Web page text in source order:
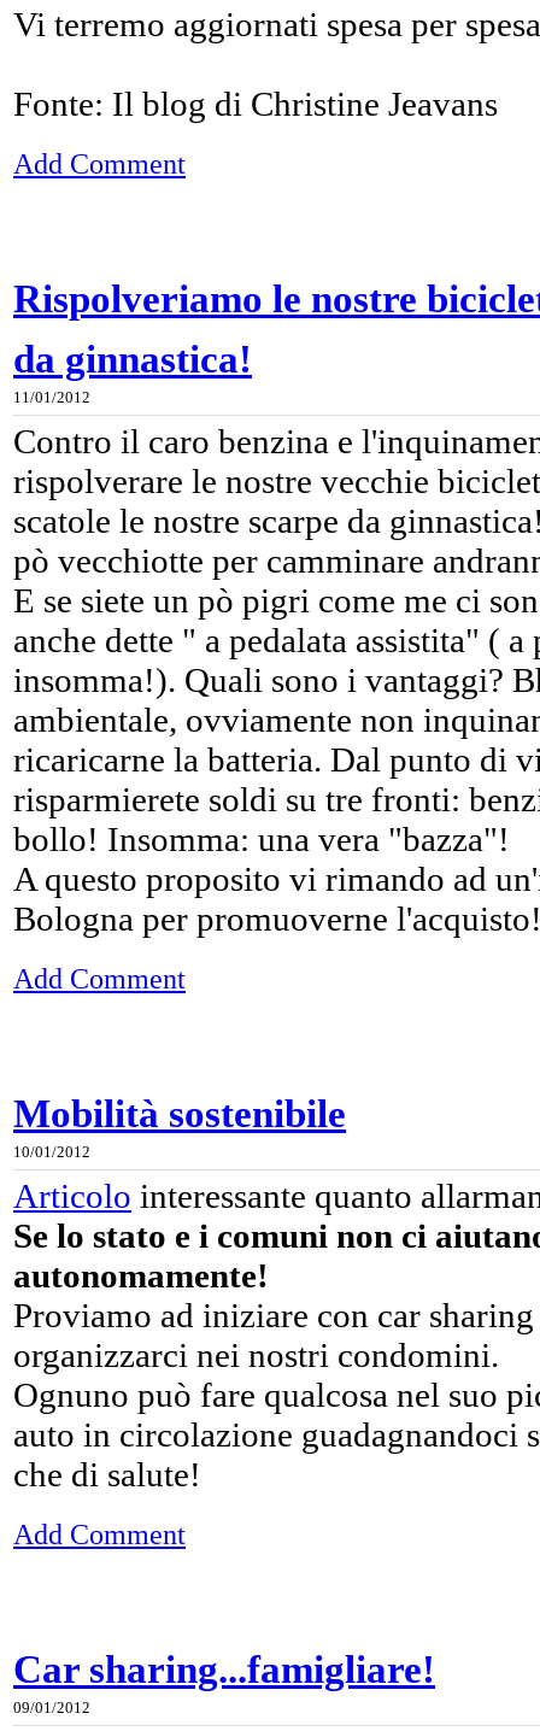
Vi terremo aggiornati spesa per
Fonte: Il blog di Christine Jeavans
Add Comment
Rispolveriamo le nostre
da ginnastica!
11/01/2012
Contro il caro benzina e
rispolverare le nostre vecchie
scatole le nostre scarpe da
pò vecchiotte per camminare
E se siete un pò pigri come me ci
anche dette " a pedalata assistita" (
insomma!). Quali sono i vantaggi?
ambientale, ovviamente non
ricaricarne la batteria. Dal punto di
risparmierete soldi su tre fronti:
bollo! Insomma: una vera "bazza"!
A questo proposito vi rimando ad
Bologna per promuoverne
Add Comment
Mobilità sostenibile
10/01/2012
Articolo interessante quanto
Se lo stato e i comuni non ci
autonomamente!
Proviamo ad iniziare con car
organizzarci nei nostri condomini.
Ognuno può fare qualcosa nel suo
auto in circolazione guadagnandoci
che di salute!
Add Comment
Car sharing...famigliare!
09/01/2012